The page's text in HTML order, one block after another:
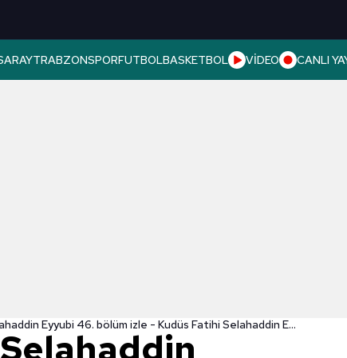
TRABZONSPORFUTBOLBASKETBOL VİDEO CANLI
Kudüs Fatihi Selahaddin Eyyubi 46. bölüm izle - Kudüs Fatihi Selahaddin Eyyubi son bölüm izle tek parça hd